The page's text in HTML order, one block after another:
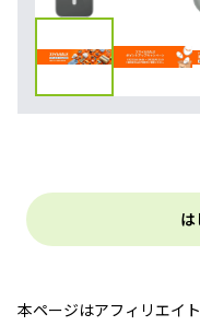
本ページはアフィリエイ